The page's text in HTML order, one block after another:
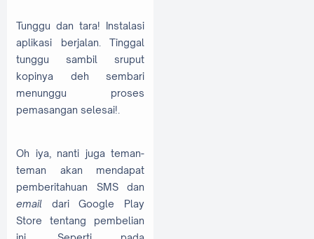
Tunggu dan tara! Instalasi
aplikasi berjalan. Tinggal
tunggu sambil sruput
kopinya deh sembari
menunggu proses
pemasangan selesai!.
Oh iya, nanti juga teman-
teman akan mendapat
pemberitahuan SMS dan
email dari Google Play
Store tentang pembelian